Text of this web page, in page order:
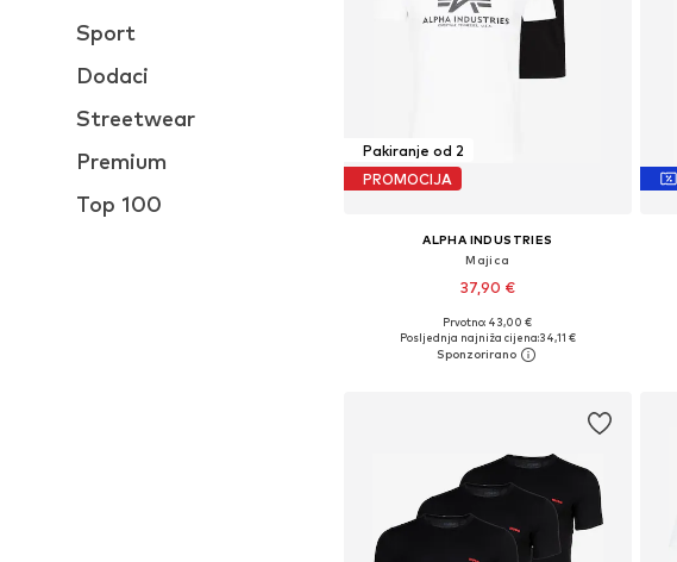
Sport
Dodaci
Streetwear
Premium
Top 100
Pakiranje od 2
PROMOCIJA
ALPHA INDUSTRIES
Majica
37,90 €
+3
Dostupne veličine: S, M, L, XL, XXL
Dodaj u košaricu
Prvotno: 43,00 €
Posljednja najniža cijena:34,11 €